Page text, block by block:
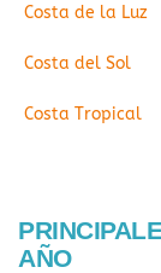
Costa de la Luz
Costa del Sol
Costa Tropical
AÑO